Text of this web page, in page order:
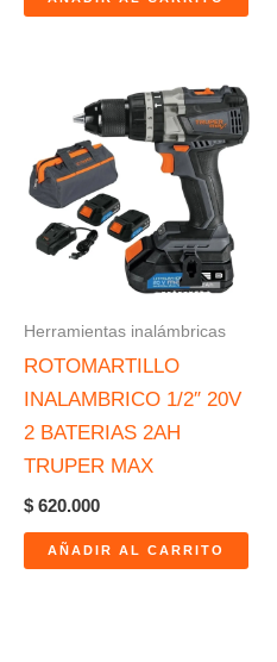
Herramientas inalámbricas
ROTOMARTILLO
INALAMBRICO 1/2″ 20V
2 BATERIAS 2AH
TRUPER MAX
$ 620.000
AÑADIR AL CARRITO